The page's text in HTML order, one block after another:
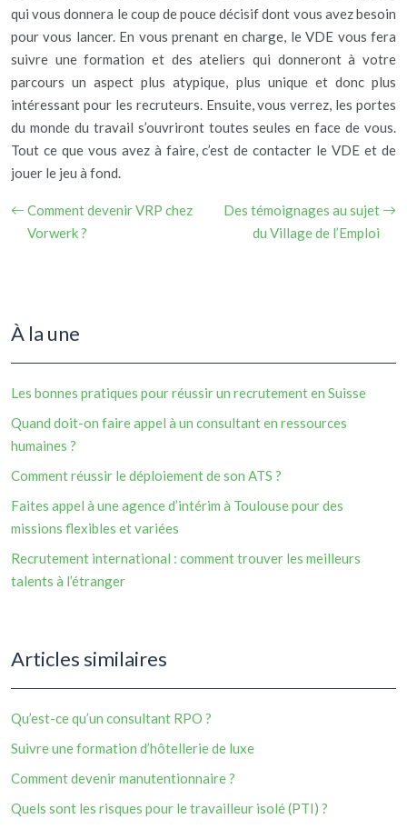
qui vous donnera le coup de pouce décisif dont vous avez besoin
pour vous lancer. En vous prenant en charge, le VDE vous fera
suivre une formation et des ateliers qui donneront à votre
parcours un aspect plus atypique, plus unique et donc plus
intéressant pour les recruteurs. Ensuite, vous verrez, les portes
du monde du travail s’ouvriront toutes seules en face de vous.
Tout ce que vous avez à faire, c’est de contacter le VDE et de
jouer le jeu à fond.
Comment devenir VRP chez
Vorwerk ?
Des témoignages au sujet
du Village de l’Emploi
À la une
Les bonnes pratiques pour réussir un recrutement en Suisse
Quand doit-on faire appel à un consultant en ressources
humaines ?
Comment réussir le déploiement de son ATS ?
Faites appel à une agence d’intérim à Toulouse pour des
missions flexibles et variées
Recrutement international : comment trouver les meilleurs
talents à l’étranger
Articles similaires
Qu’est-ce qu’un consultant RPO ?
Suivre une formation d’hôtellerie de luxe
Comment devenir manutentionnaire ?
Quels sont les risques pour le travailleur isolé (PTI) ?